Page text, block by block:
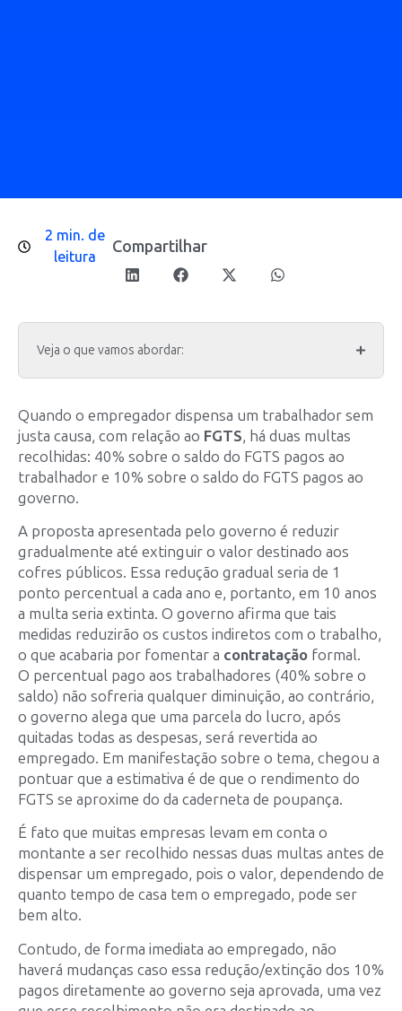
2 min. de
leitura
Compartilhar
Veja o que vamos abordar:
Quando o empregador dispensa um trabalhador sem
justa causa, com relação ao FGTS, há duas multas
recolhidas: 40% sobre o saldo do FGTS pagos ao
trabalhador e 10% sobre o saldo do FGTS pagos ao
governo.
A proposta apresentada pelo governo é reduzir
gradualmente até extinguir o valor destinado aos
cofres públicos. Essa redução gradual seria de 1
ponto percentual a cada ano e, portanto, em 10 anos
a multa seria extinta. O governo afirma que tais
medidas reduzirão os custos indiretos com o trabalho,
o que acabaria por fomentar a contratação formal.
O percentual pago aos trabalhadores (40% sobre o
saldo) não sofreria qualquer diminuição, ao contrário,
o governo alega que uma parcela do lucro, após
quitadas todas as despesas, será revertida ao
empregado. Em manifestação sobre o tema, chegou a
pontuar que a estimativa é de que o rendimento do
FGTS se aproxime do da caderneta de poupança.
É fato que muitas empresas levam em conta o
montante a ser recolhido nessas duas multas antes de
dispensar um empregado, pois o valor, dependendo de
quanto tempo de casa tem o empregado, pode ser
bem alto.
Contudo, de forma imediata ao empregado, não
haverá mudanças caso essa redução/extinção dos 10%
pagos diretamente ao governo seja aprovada, uma vez